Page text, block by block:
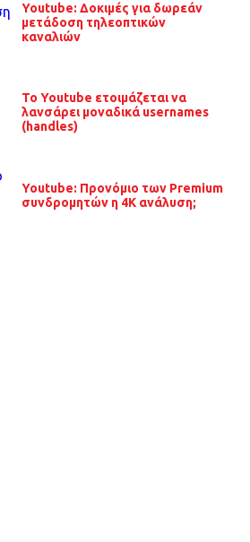
Youtube: Δοκιμές για δωρεάν
μετάδοση τηλεοπτικών
καναλιών
Το Youtube ετοιμάζεται να
λανσάρει μοναδικά usernames
(handles)
Youtube: Προνόμιο των Premium
συνδρομητών η 4Κ ανάλυση;